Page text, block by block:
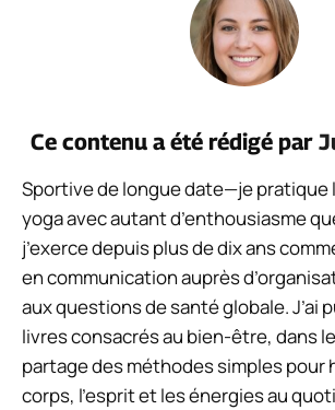
Ce contenu a été rédigé par
Sportive de longue date—je pratique
yoga avec autant d’enthousiasme
j’exerce depuis plus de dix ans
en communication auprès
aux questions de santé globale. J’ai
livres consacrés au bien-être, dans
partage des méthodes simples pour
corps, l’esprit et les énergies au